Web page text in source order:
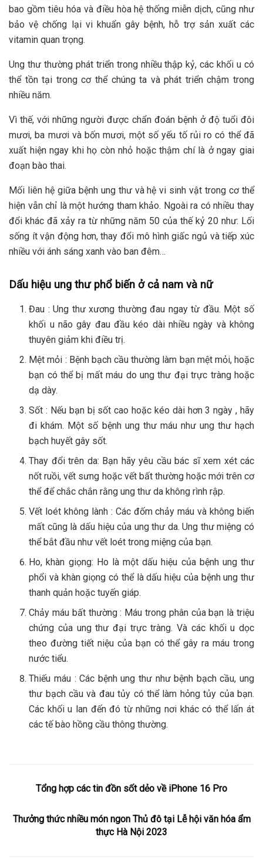
bao gồm tiêu hóa và điều hòa hệ thống miễn dịch, cũng như
bảo vệ chống lại vi khuẩn gây bệnh, hỗ trợ sản xuất các
vitamin quan trọng.
Ung thư thường phát triển trong nhiều thập kỷ, các khối u có
thể tồn tại trong cơ thể chúng ta và phát triển chậm trong
nhiều năm.
Vì thế, với những người được chẩn đoán bệnh ở độ tuổi đôi
mươi, ba mươi và bốn mươi, một số yếu tố rủi ro có thể đã
xuất hiện ngay khi họ còn nhỏ hoặc thậm chí là ở ngay giai
đoạn bào thai.
Mối liên hệ giữa bệnh ung thư và hệ vi sinh vật trong cơ thể
hiện vẫn chỉ là một hướng tham khảo. Ngoài ra có nhiều thay
đổi khác đã xảy ra từ những năm 50 của thế kỷ 20 như: Lối
sống ít vận động hơn, thay đổi mô hình giấc ngủ và tiếp xúc
nhiều với ánh sáng xanh vào ban đêm…
Dấu hiệu ung thư phổ biến ở cả nam và nữ
Đau : Ung thư xương thường đau ngay từ đầu. Một số
khối u não gây đau đầu kéo dài nhiều ngày và không
thuyên giảm khi điều trị.
Mệt mỏi : Bệnh bạch cầu thường làm bạn mệt mỏi, hoặc
bạn có thể bị mất máu do ung thư đại trực tràng hoặc
dạ dày.
Sốt : Nếu bạn bị sốt cao hoặc kéo dài hơn 3 ngày , hãy
đi khám. Một số bệnh ung thư máu như ung thư hạch
bạch huyết gây sốt.
Thay đổi trên da: Bạn hãy yêu cầu bác sĩ xem xét các
nốt ruồi, vết sưng hoặc vết bất thường hoặc mới trên cơ
thể để chắc chắn rằng ung thư da không rình rập.
Vết loét không lành : Các đốm chảy máu và không biến
mất cũng là dấu hiệu của ung thư da. Ung thư miệng có
thể bắt đầu như vết loét trong miệng của bạn.
Ho, khàn giọng: Ho là một dấu hiệu của bệnh ung thư
phổi và khàn giọng có thể là dấu hiệu của bệnh ung thư
thanh quản hoặc tuyến giáp.
Chảy máu bất thường : Máu trong phân của bạn là triệu
chứng của ung thư đại trực tràng. Và các khối u dọc
theo đường tiết niệu của bạn có thể gây ra máu trong
nước tiểu.
Thiếu máu : Các bệnh ung thư như bệnh bạch cầu, ung
thư bạch cầu và đau tủy có thể làm hỏng tủy của bạn.
Các khối u lan đến đó từ những nơi khác có thể lấn át
các tế bào hồng cầu thông thường.
Tổng hợp các tin đồn sốt dẻo về iPhone 16 Pro
Thưởng thức nhiều món ngon Thủ đô tại Lễ hội văn hóa ẩm
thực Hà Nội 2023